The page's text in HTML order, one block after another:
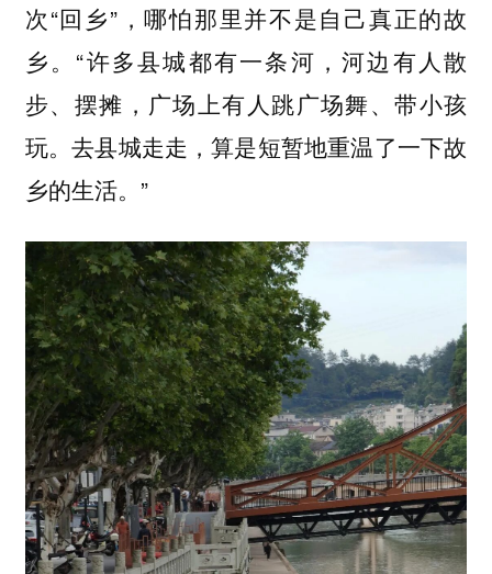
次“回乡”，哪怕那里并不是自己真正的故
乡。“许多县城都有一条河，河边有人散
步、摆摊，广场上有人跳广场舞、带小孩
玩。去县城走走，算是短暂地重温了一下故
乡的生活。”